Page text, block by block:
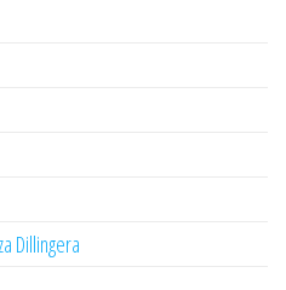
Dillingera